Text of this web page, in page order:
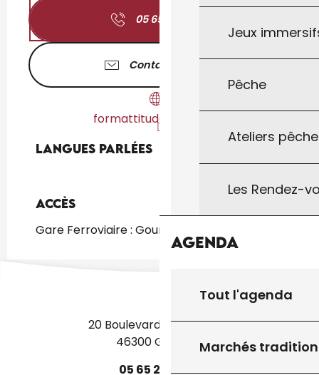
Jeux
Pêche
Ateliers
Les Rendez-
Agenda
Tout l'agenda
Marchés
05 65 41 43
Contactez-nous
formattitude.jimdo.com
Langues parlées
Langues parlées
Accès
Accès
Gare Ferroviaire : Gourdon à 2km
20 Boulevard des Martyrs
46300 Gourdon
05 65 27 5250